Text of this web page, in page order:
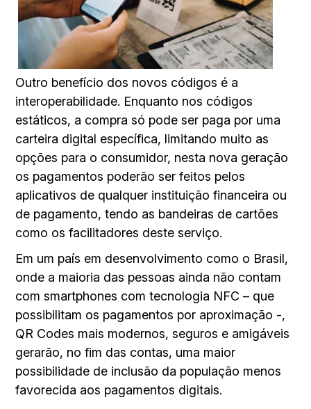
Outro benefício dos novos códigos é a
interoperabilidade. Enquanto nos códigos
estáticos, a compra só pode ser paga por uma
carteira digital específica, limitando muito as
opções para o consumidor, nesta nova geração
os pagamentos poderão ser feitos pelos
aplicativos de qualquer instituição financeira ou
de pagamento, tendo as bandeiras de cartões
como os facilitadores deste serviço.
Em um país em desenvolvimento como o Brasil,
onde a maioria das pessoas ainda não contam
com smartphones com tecnologia NFC – que
possibilitam os pagamentos por aproximação -,
QR Codes mais modernos, seguros e amigáveis
gerarão, no fim das contas, uma maior
possibilidade de inclusão da população menos
favorecida aos pagamentos digitais.